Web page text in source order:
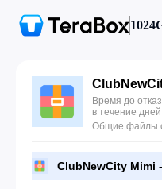
Время до
в течение дней
Общие файлы
ClubNewCity Mimi